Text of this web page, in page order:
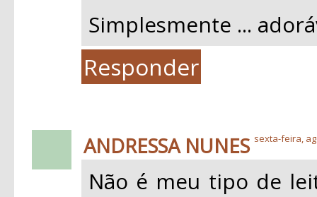
Simplesmente ...
Responder
ANDRESSA NUNES sexta-feira,
Não é meu tipo de